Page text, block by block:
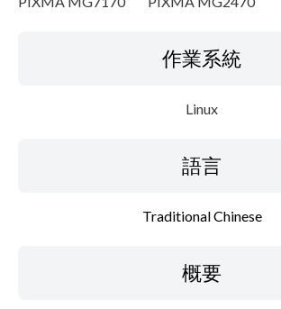
作業系統
Linux
語言
Traditional Chinese
概要